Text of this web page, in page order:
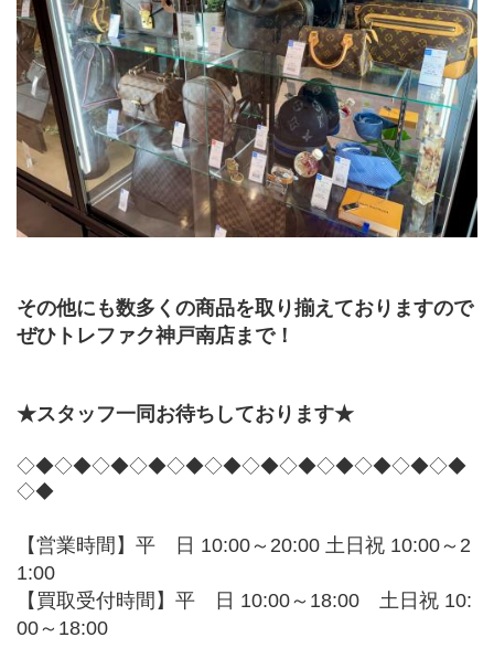
その他にも数多くの商品を取り揃えておりますので
ぜひトレファク神戸南店まで！
★スタッフ一同お待ちしております★
◇◆◇◆◇◆◇◆◇◆◇◆◇◆◇◆◇◆◇◆◇◆◇◆
◇◆
【営業時間】平　日 10:00～20:00 土日祝 10:00～2
1:00
【買取受付時間】平　日 10:00～18:00　土日祝 10:
00～18:00